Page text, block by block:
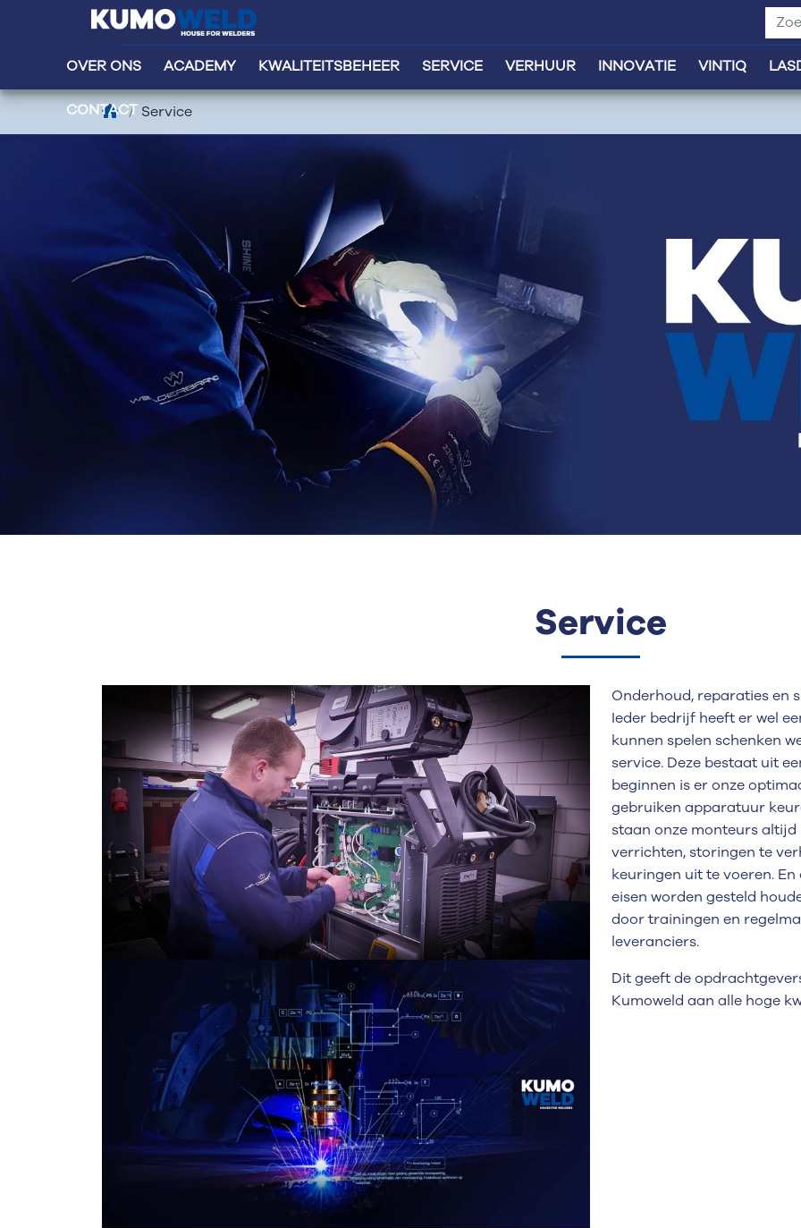
OVER ONS ACADEMY KWALITEITSBEHEER SERVICE VERHUUR INNOVATIE VINTIQ
CONTACT Service
Service
Onderhoud, reparaties en
Ieder bedrijf heeft er wel
kunnen spelen schenken
service. Deze bestaat uit
beginnen is er onze
gebruiken apparatuur
staan onze monteurs
verrichten, storingen te
keuringen uit te voeren.
eisen worden gesteld
door trainingen en
leveranciers.
Dit geeft de
Kumoweld aan alle hoge